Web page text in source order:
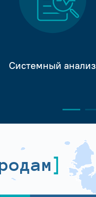
Системный анализ